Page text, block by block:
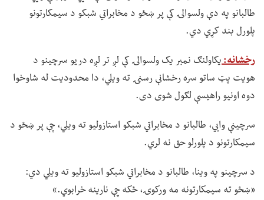
طالبانو په دې ولسوالۍ کې پر ښځو د مخابراتي شبکو د سیمکارتونو
پلورل بند کړي دي.
رخشانه:یکاولنګ نمبر یک ولسوالۍ کې لږ تر لږه دریو سرچینو د
هویت پټ ساتو سره رخشانې رسنۍ ته ویلي، دا محدودیت له شاوخوا
دوه اونیو راهیسې لګول شوی دی.
سرچینې وايي، طالبانو د مخابراتي شبکو استازولیو ته ویلي، چې پر ښځو د
سیمکارتونو د پلورلو حق نه لري.
د سرچینو په وینا، طالبانو د مخابراتي شبکو استازولیو ته ویلي دي:
«ښځو ته سیمکارتونه مه ورکوۍ، ځکه چې نارینه خرابوي.»